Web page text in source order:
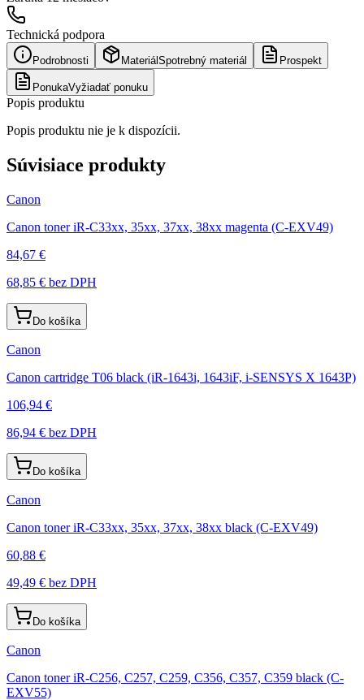
Technická podpora
Podrobnosti Materiál Spotrebný materiál Prospekt
PonukaVyžiadať ponuku
Popis produktu
Popis produktu nie je k dispozícii.
Súvisiace produkty
Canon
Canon toner iR-C33xx, 35xx, 37xx, 38xx magenta (C-EXV49)
84,67 €
68,85 € bez DPH
Do košíka
Canon
Canon cartridge T06 black (iR-1643i, 1643iF, i-SENSYS X 1643P)
106,94 €
86,94 € bez DPH
Do košíka
Canon
Canon toner iR-C33xx, 35xx, 37xx, 38xx black (C-EXV49)
60,88 €
49,49 € bez DPH
Do košíka
Canon
Canon toner iR-C256, C257, C259, C356, C357, C359 black (C-
EXV55)